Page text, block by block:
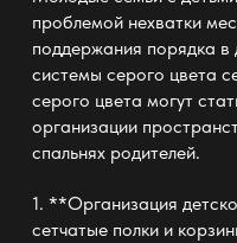
проблемой нехватки
поддержания порядка
системы серого цвета
серого цвета могут
организации
спальнях родителей.
1. **Организация
сетчатые полки и